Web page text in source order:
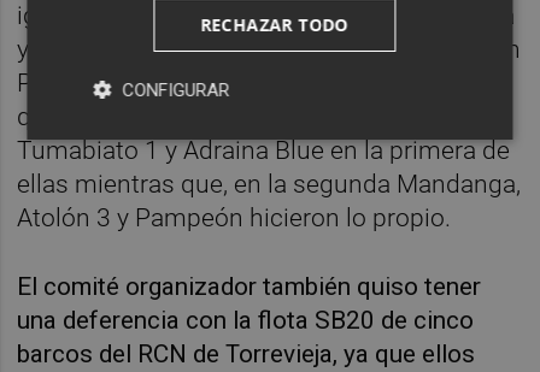
igual que Tucana I (CN Campoamor), Impala
y Pluma de Hierro, ambos del CN Villa de San
Pedro. Los podios de la Division 1 y 2
quedaron configurados con Grecio,
Tumabiato 1 y Adraina Blue en la primera de
ellas mientras que, en la segunda Mandanga,
Atolón 3 y Pampeón hicieron lo propio.
El comité organizador también quiso tener
una deferencia con la flota SB20 de cinco
barcos del RCN de Torrevieja, ya que ellos
RECHAZAR TODO
CONFIGURAR